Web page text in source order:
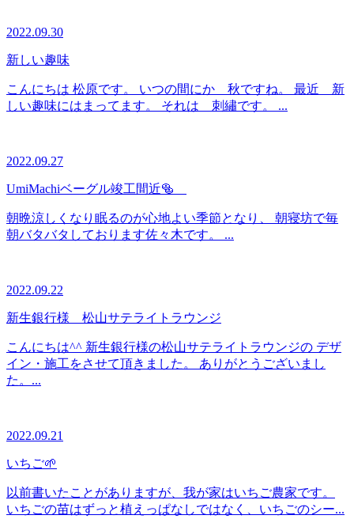
2022.09.30
新しい趣味
こんにちは 松原です。 いつの間にか 秋ですね。 最近 新
しい趣味にはまってます。 それは 刺繡です。 ...
2022.09.27
UmiMachiベーグル竣工間近🥯
朝晩涼しくなり眠るのが心地よい季節となり、 朝寝坊で毎
朝バタバタしております佐々木です。 ...
2022.09.22
新生銀行様 松山サテライトラウンジ
こんにちは^^ 新生銀行様の松山サテライトラウンジの デザ
イン・施工をさせて頂きました。 ありがとうございまし
た。...
2022.09.21
いちご🌱
以前書いたことがありますが、我が家はいちご農家です。
いちごの苗はずっと植えっぱなしではなく、いちごのシー...